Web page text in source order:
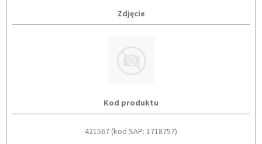
Zdjęcie
Kod produktu
421567 (kod SAP: 1718757)